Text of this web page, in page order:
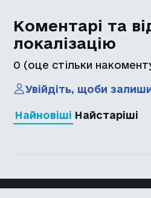
Коментарі та
локалізацію
0 (оце стільки
Увійдіть, щоби
Найновіші Найстаріші